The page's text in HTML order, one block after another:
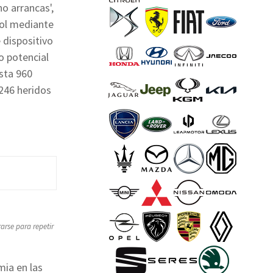
arrancas',
mediante
dispositivo
potencial
960
heridos
para repetir
en las